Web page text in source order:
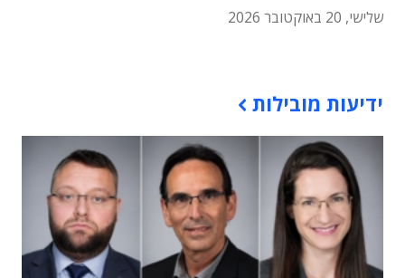
שלישי, 20 באוקטובר 2026
ידיעות מובילות